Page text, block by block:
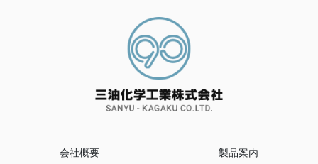
会社概要 製品案内